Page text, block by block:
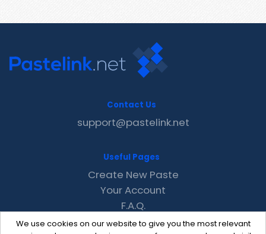
We use cookies on our website to give you the most relevant
Contact Us
support@pastelink.net
Useful Pages
Create New Paste
Your Account
F.A.Q.
Recent